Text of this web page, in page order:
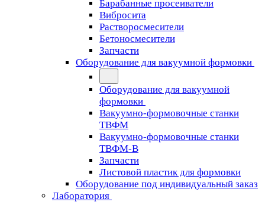
Барабанные просеиватели
Вибросита
Растворосмесители
Бетоносмесители
Запчасти
Оборудование для вакуумной формовки
Оборудование для вакуумной
формовки
Вакуумно-формовочные станки
ТВФМ
Вакуумно-формовочные станки
ТВФМ-В
Запчасти
Листовой пластик для формовки
Оборудование под индивидуальный заказ
Лаборатория